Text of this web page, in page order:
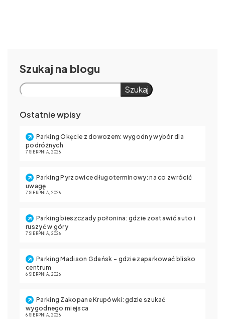
Szukaj
Szukaj
Ostatnie wpisy
Parking Okęcie z dowozem: wygodny wybór dla
podróżnych
7 SIERPNIA, 2026
Parking Pyrzowice długoterminowy: na co zwrócić
uwagę
7 SIERPNIA, 2026
Parking bieszczady połonina: gdzie zostawić auto i
ruszyć w góry
7 SIERPNIA, 2026
Parking Madison Gdańsk – gdzie zaparkować blisko
centrum
6 SIERPNIA, 2026
Parking Zakopane Krupówki: gdzie szukać
wygodnego miejsca
6 SIERPNIA, 2026